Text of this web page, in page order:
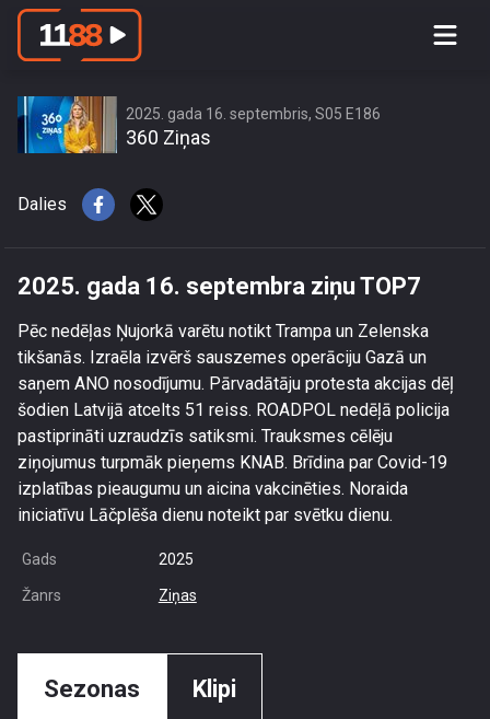
2025. gada 16. septembris, S05 E186
360 Ziņas
Dalies
2025. gada 16. septembra ziņu TOP7
Pēc nedēļas Ņujorkā varētu notikt Trampa un Zelenska
tikšanās. Izraēla izvērš sauszemes operāciju Gazā un
saņem ANO nosodījumu. Pārvadātāju protesta akcijas dēļ
šodien Latvijā atcelts 51 reiss. ROADPOL nedēļā policija
pastiprināti uzraudzīs satiksmi. Trauksmes cēlēju
ziņojumus turpmāk pieņems KNAB. Brīdina par Covid-19
izplatības pieaugumu un aicina vakcinēties. Noraida
iniciatīvu Lāčplēša dienu noteikt par svētku dienu.
Gads 2025
Žanrs Ziņas
Sezonas Klipi